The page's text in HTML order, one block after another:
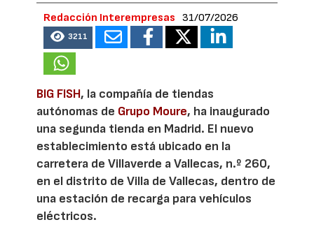
Redacción Interempresas 31/07/2026
3211
BIG FISH, la compañía de tiendas
autónomas de Grupo Moure, ha inaugurado
una segunda tienda en Madrid. El nuevo
establecimiento está ubicado en la
carretera de Villaverde a Vallecas, n.º 260,
en el distrito de Villa de Vallecas, dentro de
una estación de recarga para vehículos
eléctricos.